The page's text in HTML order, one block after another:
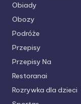
Obiady
Obozy
Podróże
Przepisy
Przepisy Na
Restoranai
Rozrywka dla dzieci